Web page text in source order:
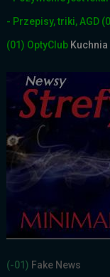
- Przepisy, triki, AGD
(01) OptyClub Kuchnia
(-01) Fake News